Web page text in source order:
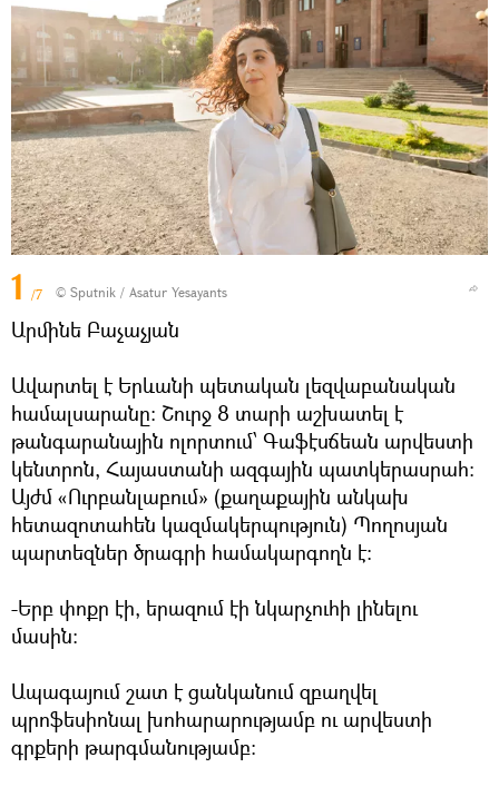
1 /7 © Sputnik / Asatur Yesayants
Արմինե Բաչաչյան
Ավարտել է Երևանի պետական լեզվաբանական
համալսարանը: Շուրջ 8 տարի աշխատել է
թանգարանային ոլորտում՝ Գաֆէսճեան արվեստի
կենտրոն, Հայաստանի ազգային պատկերասրահ:
Այժմ «Ուրբանլաբում» (քաղաքային անկախ
հետազոտահեն կազմակերպություն) Պողոսյան
պարտեզներ ծրագրի համակարգողն է:
-Երբ փոքր էի, երազում էի նկարչուհի լինելու
մասին:
Ապագայում շատ է ցանկանում զբաղվել
պրոֆեսիոնալ խոհարարությամբ ու արվեստի
գրքերի թարգմանությամբ: